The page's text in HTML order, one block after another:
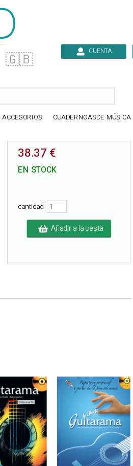
🇬🇧 CUENTA
ACCESORIOS CUADERNOASDE MÚSICA
38.37 €
EN STOCK
cantidad
Añadir a la cesta